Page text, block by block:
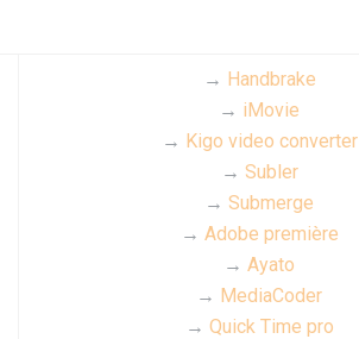
→ Handbrake
→ iMovie
→ Kigo video converter
→ Subler
→ Submerge
→ Adobe première
→ Ayato
→ MediaCoder
→ Quick Time pro